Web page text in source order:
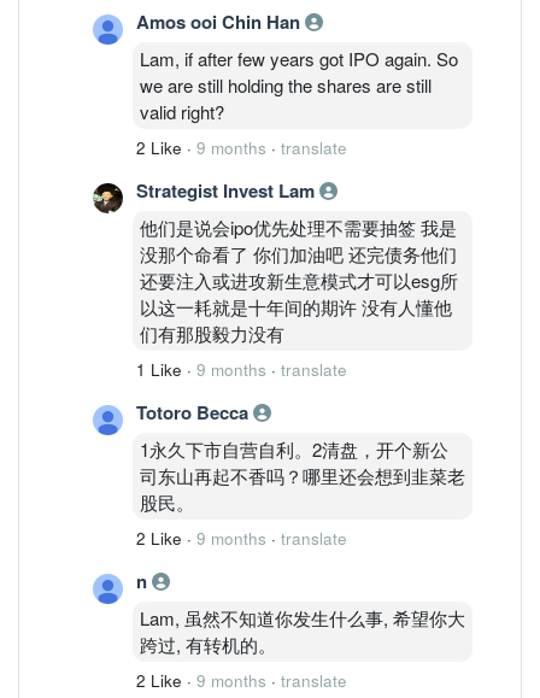
Amos ooi Chin Han
Lam, if after few years got IPO again. So
we are still holding the shares are still
valid right?
2 Like · 9 months · translate
Strategist Invest Lam
他们是说会ipo优先处理不需要抽签 我是
没那个命看了 你们加油吧 还完债务他们
还要注入或进攻新生意模式才可以esg所
以这一耗就是十年间的期许 没有人懂他
们有那股毅力没有
1 Like · 9 months · translate
Totoro Becca
1永久下市自营自利。2清盘，开个新公
司东山再起不香吗？哪里还会想到韭菜老
股民。
2 Like · 9 months · translate
n
Lam, 虽然不知道你发生什么事, 希望你大
跨过, 有转机的。
2 Like · 9 months · translate